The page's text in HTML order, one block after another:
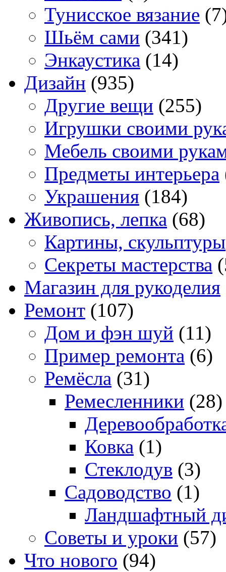
Тунисское вязание
Шьём сами (341)
Энкаустика (14)
Дизайн (935)
Другие вещи (255)
Игрушки своими
Мебель своими
Предметы интерьера
Украшения (184)
Живопись, лепка (68)
Картины, скульптуры
Секреты мастерства
Магазин для рукоделия
Ремонт (107)
Дом и фэн шуй (11)
Пример ремонта (6)
Ремёсла (31)
Ремесленники (28)
Ковка (1)
Стеклодув (3)
Садоводство (1)
Ландшафтный
Советы и уроки (57)
Что нового (94)